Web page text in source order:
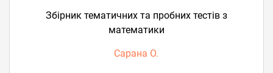
Збірник тематичних та пробних тестів з
математики
Сарана О.